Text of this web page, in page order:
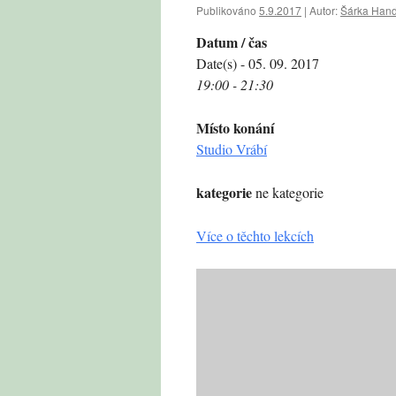
Publikováno 5.9.2017 | Autor:Šárka
Datum / čas
Date(s) - 05. 09. 2017
19:00 - 21:30
Místo konání
Studio Vrábí
kategoriene kategorie
Více o těchto lekcích